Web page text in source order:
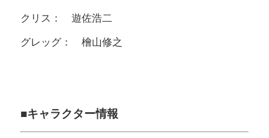
クリス： 遊佐浩二
グレッグ： 檜山修之
■キャラクター情報